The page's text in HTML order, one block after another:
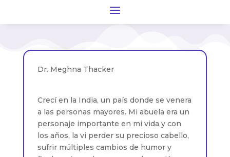
Dr. Meghna Thacker
Crecí en la India, un país donde se venera
a las personas mayores. Mi abuela era un
personaje importante en mi vida y con
los años, la vi perder su precioso cabello,
sufrir múltiples cambios de humor y